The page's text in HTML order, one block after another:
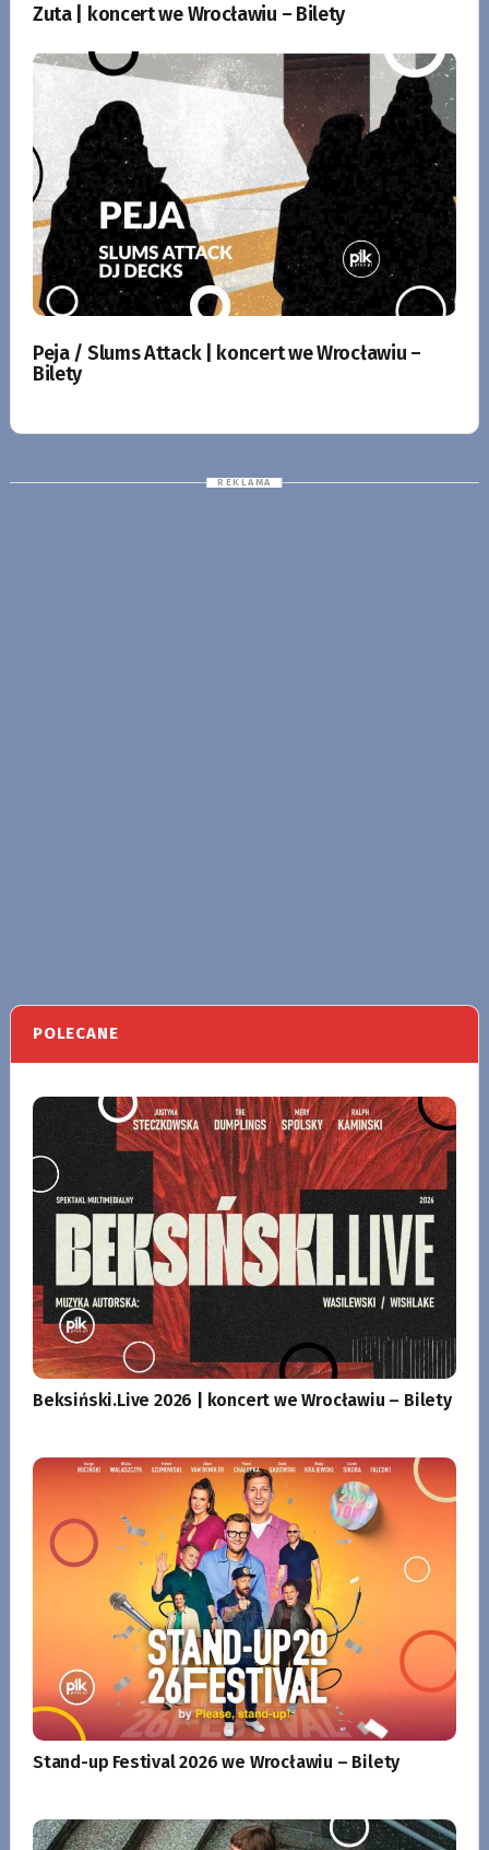
Zuta | koncert we Wrocławiu – Bilety
Peja / Slums Attack | koncert we Wrocławiu –
Bilety
POLECANE
Beksiński.Live 2026 | koncert we Wrocławiu – Bilety
Stand-up Festival 2026 we Wrocławiu – Bilety